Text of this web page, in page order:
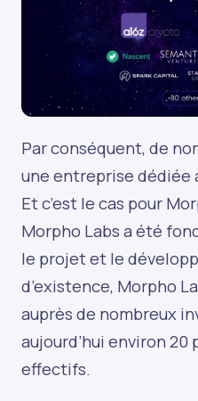
Par conséquent, de
une entreprise dédiée
Et c’est le cas pour
Morpho Labs a été
le projet et le
d’existence, Morpho
auprès de nombreux
aujourd’hui environ 20
effectifs.